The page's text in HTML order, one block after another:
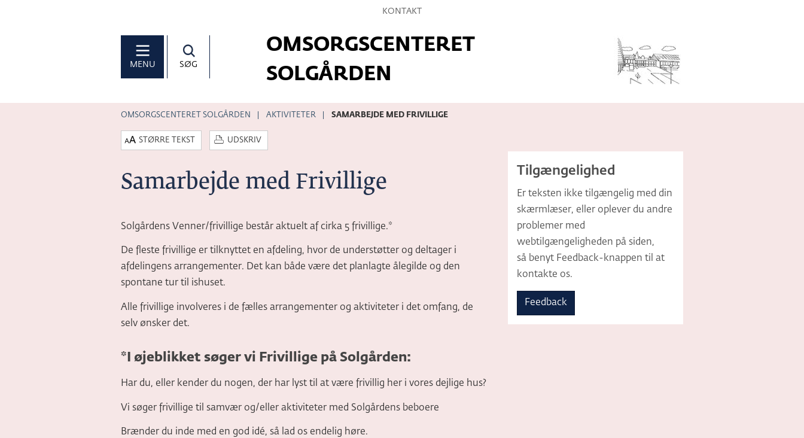
Hop
sidens
KONTAKT
MENU SØG
OMSORGSCENTERET
SOLGÅRDEN
OMSORGSCENTERET SOLGÅRDEN AKTIVITETER SAMARBEJDE MED FRIVILLIGE
STØRRE TEKST UDSKRIV
Samarbejde med Frivillige
Solgårdens Venner/frivillige består aktuelt af cirka 5 frivillige.*
De fleste frivillige er tilknyttet en afdeling, hvor de understøtter og deltager i
afdelingens arrangementer. Det kan både være det planlagte ålegilde og den
spontane tur til ishuset.
Alle frivillige involveres i de fælles arrangementer og aktiviteter i det omfang, de
selv ønsker det.
*I øjeblikket søger vi Frivillige på Solgården:
Har du, eller kender du nogen, der har lyst til at være frivillig her i vores dejlige hus?
Vi søger frivillige til samvær og/eller aktiviteter med Solgårdens beboere
Brænder du inde med en god idé, så lad os endelig høre.
Tilgængelighed
Er teksten ikke tilgængelig med din
skærmlæser, eller oplever du andre
problemer med
webtilgængeligheden på siden,
så benyt Feedback-knappen til at
kontakte os.
Feedback